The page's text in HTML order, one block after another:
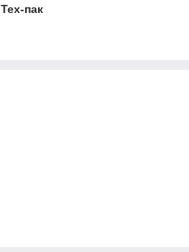
Тех-пак